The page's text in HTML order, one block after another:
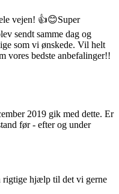
vejen! 👍😊Super
sendtsamme dag og
som vi ønskede. Vil helt
vores bedste anbefalinger!!
2019 gik med dette. Er
før - efter og under
rigtige hjælp til det vi gerne